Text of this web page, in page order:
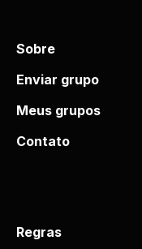
Sobre
Enviar grupo
Meus grupos
Contato
Regras